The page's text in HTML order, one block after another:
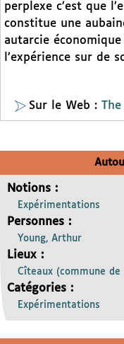
perplexe c’est que
constitue une
autarcie
l’expérience sur de
Sur le Web :
Notions :
Expérimentations
Personnes :
Young, Arthur
Lieux :
Cîteaux (commune de
Catégories :
Expérimentations